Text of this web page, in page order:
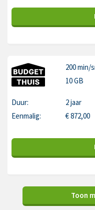
200 min/
10 GB
Duur:
2 jaar
Eenmalig:
€872,00
Toon